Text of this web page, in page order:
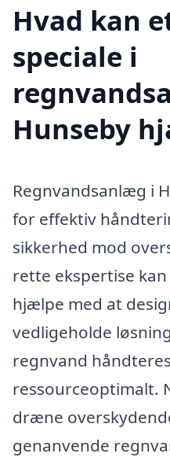
Hvad kan
speciale i
Hunseby
Regnvandsanlæg i
for effektiv
sikkerhed mod
rette ekspertise
hjælpe med at
vedligeholde
regnvand
ressourceoptimalt.
dræne
genanvende